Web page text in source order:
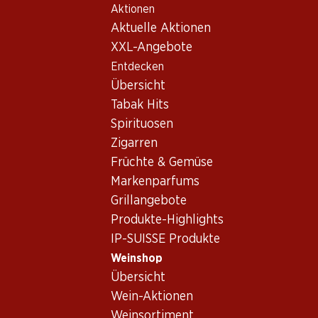
Aktionen
Aktuelle Aktionen
XXL-Angebote
Entdecken
Übersicht
Tabak Hits
Spirituosen
Zigarren
Früchte & Gemüse
Markenparfums
Grillangebote
Produkte-Highlights
IP-SUISSE Produkte
Weinshop
Übersicht
Wein-Aktionen
Wein/Champagner
Bordeaux
Château Brane Cantenac Margaux AOC
Château Brane Cantenac
Margaux AOC